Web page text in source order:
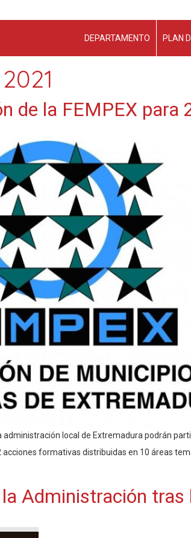
DEPARTAMENTO PLAN
de la FEMPEX para
local de Extremadura podrán
acciones formativas distribuidas en 10 áreas
Administración tras